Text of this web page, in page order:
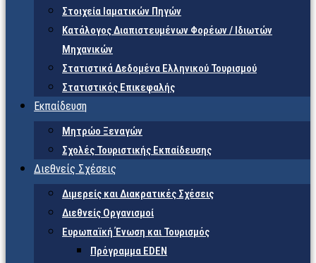
Στοιχεία Ιαματικών Πηγών
Κατάλογος Διαπιστευμένων Φορέων / Ιδιωτών
Μηχανικών
Στατιστικά Δεδομένα Ελληνικού Τουρισμού
Στατιστικός Επικεφαλής
Εκπαίδευση
Μητρώο Ξεναγών
Σχολές Τουριστικής Εκπαίδευσης
Διεθνείς Σχέσεις
Διμερείς και Διακρατικές Σχέσεις
Διεθνείς Οργανισμοί
Ευρωπαϊκή Ένωση και Τουρισμός
Πρόγραμμα EDEN